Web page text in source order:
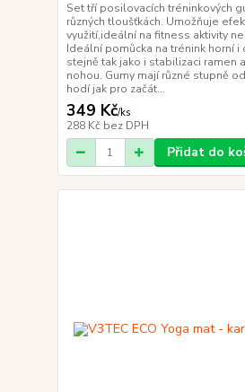
Set tří posilovacích tréninkových
různých tloušťkách. Umožňuje
využití,ideální na fitness aktivity
Ideální pomůcka na trénink horní
stejně tak jako i stabilizaci ramen
nohou. Gumy mají různé stupně
hodí jak pro začát...
349 Kč/ks
288 Kč bez DPH
Přidat do